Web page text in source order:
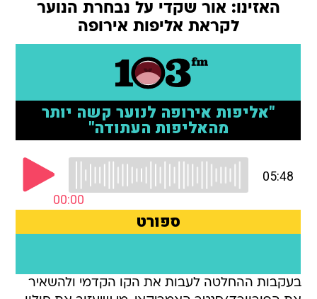
האזינו: אור שקדי על נבחרת הנוער
לקראת אליפות אירופה
בעקבות ההחלטה לעבות את הקו הקדמי ולהשאיר